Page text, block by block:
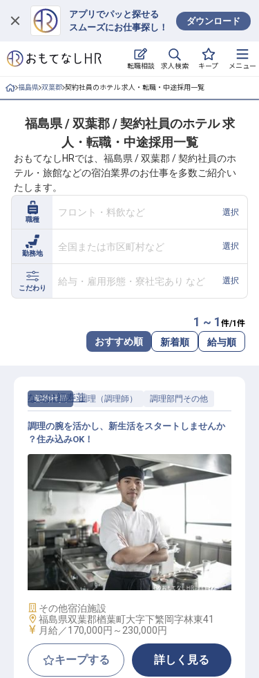
アプリでパッと探せる
スムーズにお仕事探し！
ダウンロード
転職相談 求人検索 キープ メニュー
ログイン
求人・施設を探す
就職・転職 合同説明会
おもてなしHRについて
ご利用の流れ
よくある質問
ホテル・宿泊業界情報コラム
転職サポートに申し込む
福島県 双葉郡 契約社員のホテル 求人・転職・中途採用一覧
福島県 / 双葉郡 / 契約社員のホテル 求
人・転職・中途採用一覧
おもてなしHRでは、福島県 / 双葉郡 / 契約社員のホ
テル・旅館などの宿泊業界のお仕事を多数ご紹介い
たします。
職種
フロント・料飲など 選択
勤務地
全国または市区町村など 選択
こだわり
給与・雇用形態・寮社宅あり など 選択
1 ~ 1 件/1 件
おすすめ順 新着順 給与順
契約社員 調理（調理師） 調理部門その他
調理スタッフ
ならは福寿荘
調理の腕を活かし、新生活をスタートしませんか
？住み込みOK！
施設業態
その他宿泊施設
勤務地
福島県双葉郡楢葉町大字下繁岡字林東41
給与
月給／170,000円～ 230,000円
キープする 詳しく見る